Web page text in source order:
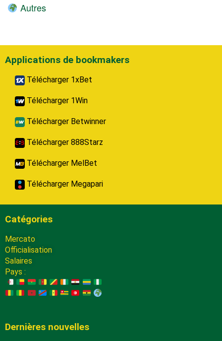
Autres
Applications de bookmakers
Télécharger 1xBet
Télécharger 1Win
Télécharger Betwinner
Télécharger 888Starz
Télécharger MelBet
Télécharger Megapari
Catégories
Mercato
Officialisation
Salaires
Pays :
Dernières nouvelles